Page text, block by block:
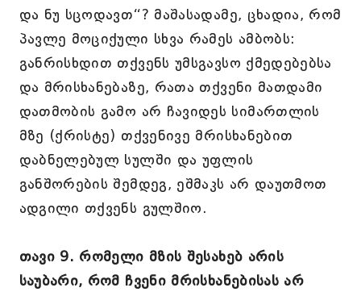
და ნუ სცოდავთ“? მაშასადამე, ცხადია, რომ
პავლე მოციქული სხვა რამეს ამბობს:
განრისხდით თქვენს უმსგავსო ქმედებებსა
და მრისხანებაზე, რათა თქვენი მათდამი
დათმობის გამო არ ჩავიდეს სიმართლის
მზე (ქრისტე) თქვენივე მრისხანებით
დაბნელებულ სულში და უფლის
განშორების შემდეგ, ეშმაკს არ დაუთმოთ
ადგილი თქვენს გულშიო.
თავი 9. რომელი მზის შესახებ არის
საუბარი, რომ ჩვენი მრისხანებისას არ